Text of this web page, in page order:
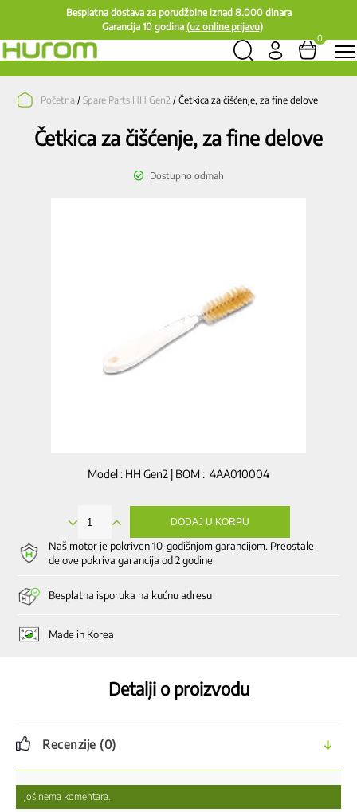
Besplatna dostava za porudžbine iznad 8.000 dinara
Garancija 10 godina (uz online prijavu)
0
Početna /Spare Parts HH Gen2 / Četkica za čišćenje, za fine delove
Četkica za čišćenje, za fine delove
Model : HH Gen2 | BOM : 4AA010004
Četkica
za
čišćenje,
fine
DODAJ U KORPU
Naš motor je pokriven 10-godišnjom garancijom. Preostale
delove pokriva garancija od 2 godine
Besplatna isporuka na kućnu adresu
Made in Korea
Detalji o proizvodu
Recenzije (0)
Još nema komentara.